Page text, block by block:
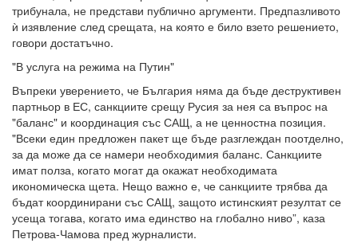
трибунала, не представи публично аргументи. Предпазливото
ѝ изявление след срещата, на която е било взето решението,
говори достатъчно.
"В услуга на режима на Путин"
Въпреки уверението, че България няма да бъде деструктивен
партньор в ЕС, санкциите срещу Русия за нея са въпрос на
"баланс" и координация със САЩ, а не ценностна позиция.
"Всеки един предложен пакет ще бъде разглеждан поотделно,
за да може да се намери необходимия баланс. Санкциите
имат полза, когато могат да окажат необходимата
икономическа щета. Нещо важно е, че санкциите трябва да
бъдат координирани със САЩ, защото истинският резултат се
усеща тогава, когато има единство на глобално ниво”, каза
Петрова-Чамова пред журналисти.